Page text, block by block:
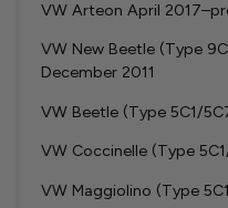
VW Arteon April
VW New Beetle (Type
December 2011
VW Beetle (Type 5C1/
VW Coccinelle (Type
VW Maggiolino (Type